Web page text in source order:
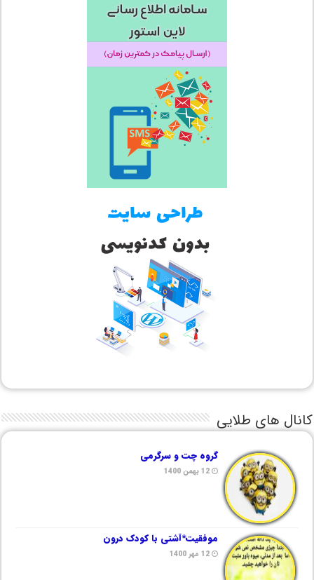
کانال های طلایی
گروه چت و سرگرمی
12 بهمن 1400
موفقیت*آشتی با کودک درون
12 مهر 1400